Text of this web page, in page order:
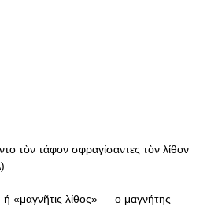
τὸν τάφον σφραγίσαντες τὸν λίθον
ή «μαγνῆτις λίθος» — ο μαγνήτης